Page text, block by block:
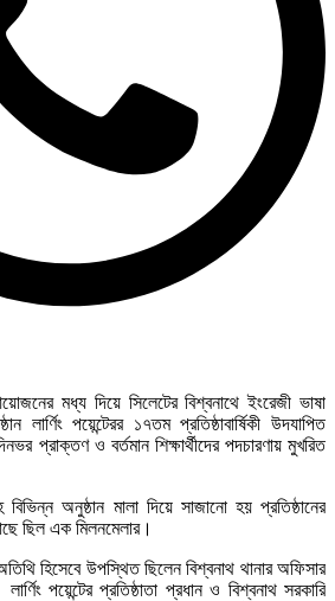
মধ্য দিয়ে সিলেটের বিশ্বনাথে ইংরেজী ভাষা
লার্ণিং পয়েন্টেরর ১৭তম প্রতিষ্ঠাবার্ষিকী উদযাপিত
প্রাক্তণ ও বর্তমান শিক্ষার্থীদের পদচারণায় মুখরিত
বিভিন্ন অনুষ্ঠান মালা দিয়ে সাজানো হয় প্রতিষ্ঠানের
ছিল এক মিলনমেলার।
অতিথি হিসেবে উপস্থিত ছিলেন বিশ্বনাথ থানার অফিসার
পয়েন্টের প্রতিষ্ঠাতা প্রধান ও বিশ্বনাথ সরকারি